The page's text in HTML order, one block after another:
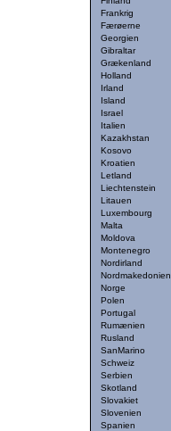
Frankrig
Færøerne
Georgien
Gibraltar
Grækenland
Holland
Irland
Island
Israel
Italien
Kazakhstan
Kosovo
Kroatien
Letland
Liechtenstein
Litauen
Luxembourg
Malta
Moldova
Montenegro
Nordirland
Nordmakedonien
Norge
Polen
Portugal
Rumænien
Rusland
SanMarino
Schweiz
Serbien
Skotland
Slovakiet
Slovenien
Spanien